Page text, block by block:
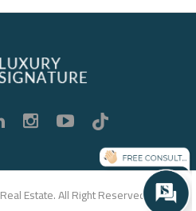
Real Estate. All Right Reserved.